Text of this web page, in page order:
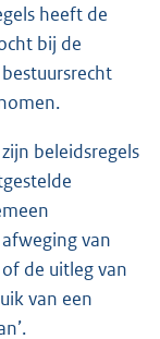
heeft de
bij de
beleidsregels
van
de uitleg van
van een